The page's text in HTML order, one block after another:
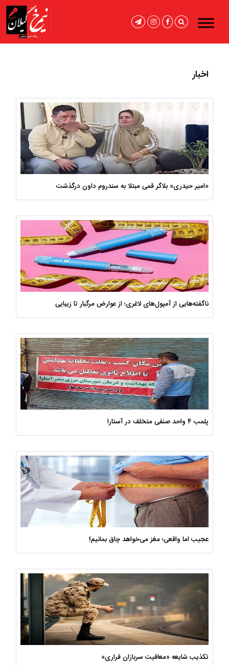
اخبار
«امیر حیدری» بلاگر قمی مبتلا به سندروم داون درگذشت
ناگفته‌هایی از آمپول‌های لاغری؛ از عوارض مرگبار تا زیبایی
پلمب ۴ واحد صنفی متخلف در آستارا
عجیب اما واقعی؛ مغز می‌خواهد چاق بمانیم!
تکذیب شایعه «معافیت سربازان فراری»